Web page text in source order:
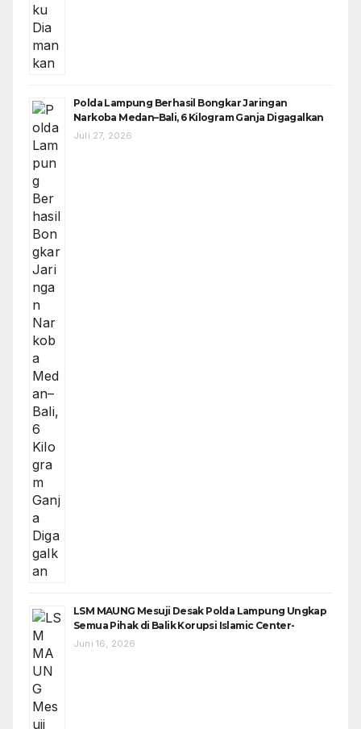
Polda Lampung Berhasil Bongkar Jaringan
Narkoba Medan–Bali, 6 Kilogram Ganja Digagalkan
Juli 27, 2026
LSM MAUNG Mesuji Desak Polda Lampung Ungkap
Semua Pihak di Balik Korupsi Islamic Center-
Juni 16, 2026